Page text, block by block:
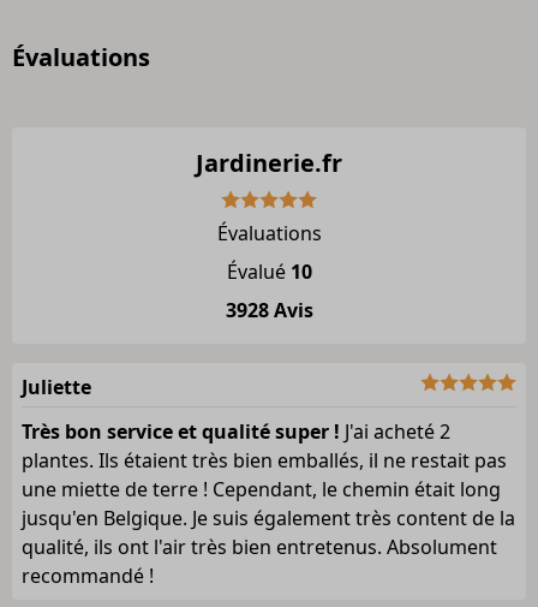
Évaluations
Jardinerie.fr
Évaluations
Évalué 10
3928 Avis
Juliette
Très bon service et qualité super ! J'ai acheté 2
plantes. Ils étaient très bien emballés, il ne restait pas
une miette de terre ! Cependant, le chemin était long
jusqu'en Belgique. Je suis également très content de la
qualité, ils ont l'air très bien entretenus. Absolument
recommandé !